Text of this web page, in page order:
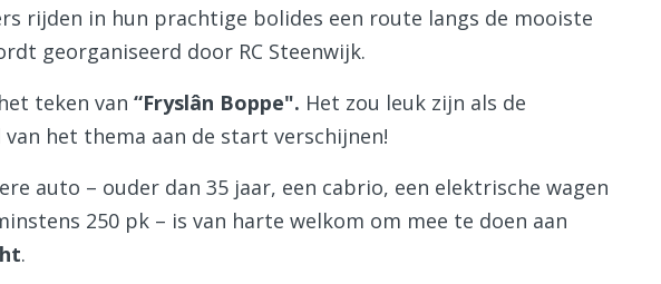
rijden in hun prachtige bolides een route langs de mooiste
georganiseerd door RC Steenwijk.
teken van “Fryslân Boppe". Het zou leuk zijn als de
het thema aan de start verschijnen!
auto – ouder dan 35 jaar, een cabrio, een elektrische wagen
250 pk – is van harte welkom om mee te doen aan
.